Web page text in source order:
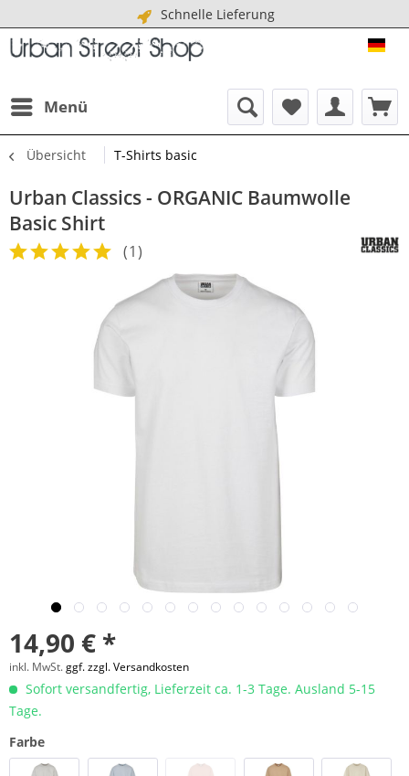
Schnelle Lieferung
Menü
Übersicht T-Shirts basic
Urban Classics - ORGANIC Baumwolle
Basic Shirt
(1)
14,90 € *
inkl. MwSt.ggf. zzgl. Versandkosten
Sofort versandfertig, Lieferzeit ca. 1-3 Tage. Ausland 5-15
Tage.
Farbe